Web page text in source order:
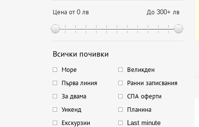
Цена от 0 лв До 300+ лв
Всички почивки
Море
Великден
Първа линия
Ранни записвания
За двама
СПА оферти
Уикенд
Планина
Екскурзии
Last minute